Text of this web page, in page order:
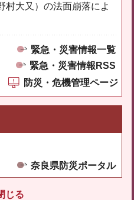
村大又）の法面崩落によ
緊急・災害情報一覧
緊急・災害情報RSS
防災・危機管理ページ
奈良県防災ポータル
じる